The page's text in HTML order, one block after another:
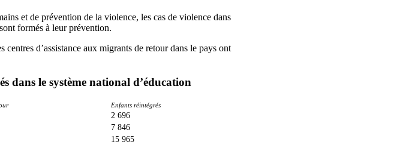
et de prévention de la violence, les cas de violence dans
formés à leur prévention.
d’assistance aux migrants de retour dans le pays ont
dans le système national d’éducation
Enfants réintégrés
2 696
7 846
15 965